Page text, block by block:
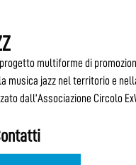
progetto multiforme di
musica jazz nel territorio e
dall’Associazione Circolo